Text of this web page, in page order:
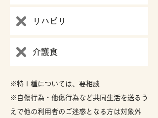
​ リハビリ
介護食
※特Ⅰ種については、要相談
​※自傷行為・他傷行為など共同生活を送るう
えで他の利用者のご迷惑となる方は対象外